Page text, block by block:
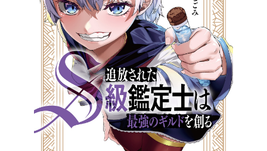
オーバーラップノベルス
オーバーラップノベルスf
ロサージュノベルス